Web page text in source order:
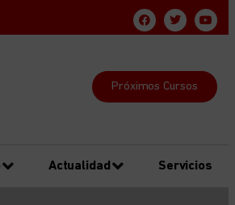
Próximos Cursos
Actualidad Servicios